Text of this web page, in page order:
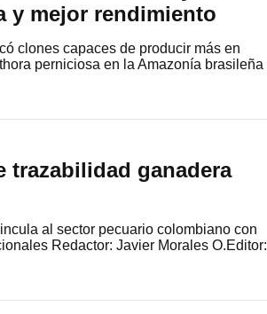
y mejor rendimiento
clones capaces de producir más en
perniciosa en la Amazonía brasileña
trazabilidad ganadera
al sector pecuario colombiano con
Redactor: Javier Morales O.Editor: